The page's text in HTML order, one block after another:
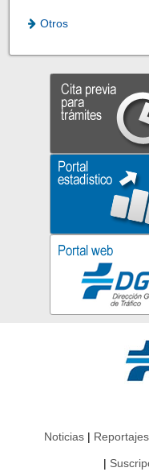
Otros
Noticias Reportajes